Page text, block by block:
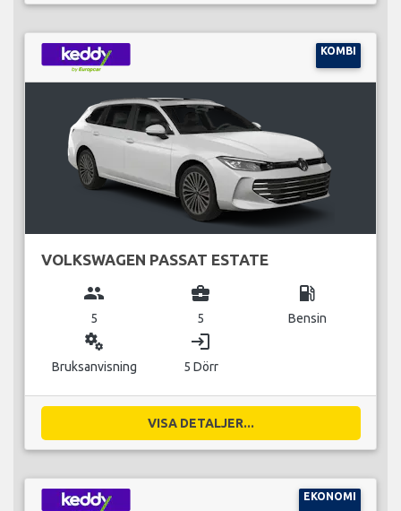
KOMBI
VOLKSWAGEN PASSAT ESTATE
group
5
business_center
5
local_gas_station
Bensin
miscellaneous_services
Bruksanvisning
login
5 Dörr
VISA DETALJER...
EKONOMI